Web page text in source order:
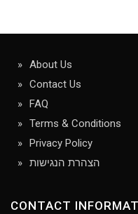
About Us
Contact Us
FAQ
Terms & Conditions
Privacy Policy
הצהרת הנגישות
CONTACT